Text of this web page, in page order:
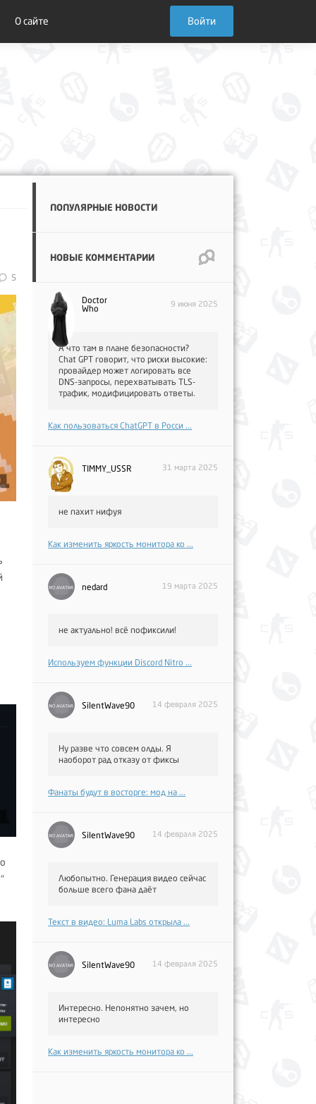
О сайте Войти
5
ПОПУЛЯРНЫЕ НОВОСТИ
НОВЫЕ КОММЕНТАРИИ
Doctor
Who
9 июня 2025
А что там в плане безопасности?
Chat GPT говорит, что риски высокие:
провайдер может логировать все
DNS-запросы, перехватывать TLS-
трафик, модифицировать ответы.
Как пользоваться ChatGPT в Росси ...
TIMMY_USSR 31 марта 2025
не пахит нифуя
Как изменить яркость монитора ко ...
nedard 19 марта 2025
не актуально! всё пофиксили!
Используем функции Discord Nitro ...
SilentWave90 14 февраля 2025
Ну разве что совсем олды. Я
наоборот рад отказу от фиксы
Фанаты будут в восторге: мод на ...
SilentWave90 14 февраля 2025
Любопытно. Генерация видео сейчас
больше всего фана даёт
Текст в видео: Luma Labs открыла ...
SilentWave90 14 февраля 2025
Интересно. Непонятно зачем, но
интересно
Как изменить яркость монитора ко ...